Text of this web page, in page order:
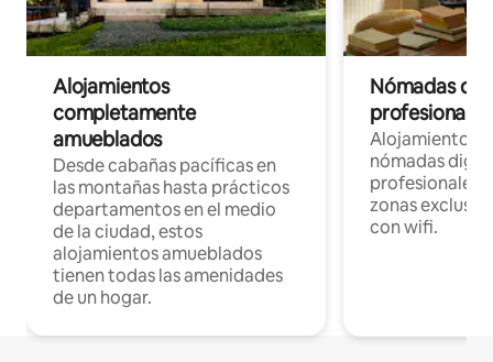
Alojamientos
completamente
amueblados
Desde cabañas pacíficas en
las montañas hasta prácticos
departamentos en el medio
de la ciudad, estos
alojamientos amueblados
tienen todas las amenidades
de un hogar.
Nómadas
Alojamientos
nómadas
profesionales
zonas
con wifi.